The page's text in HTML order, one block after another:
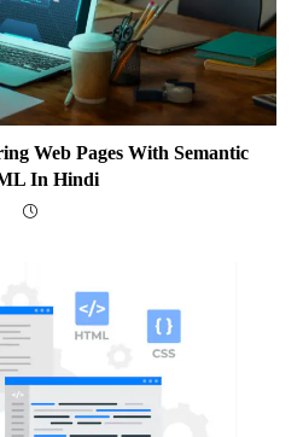
Web Pages With Semantic
In Hindi